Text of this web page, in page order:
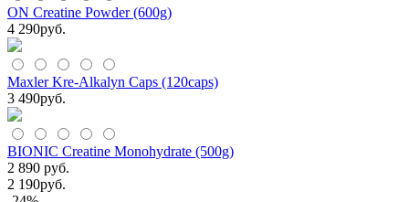
ON Creatine Powder (600g)
4 290руб.
Maxler Kre-Alkalyn Caps (120caps)
3 490руб.
BIONIC Creatine Monohydrate (500g)
2 890 руб.
2 190руб.